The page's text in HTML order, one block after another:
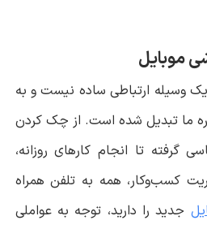
موبایل
وسیله ارتباطی ساده نیست و به
ما تبدیل شده است. از چک کردن
گرفته تا انجام کارهای روزانه،
کسب‌وکار، همه به تلفن همراه
جدید را دارید، توجه به عواملی